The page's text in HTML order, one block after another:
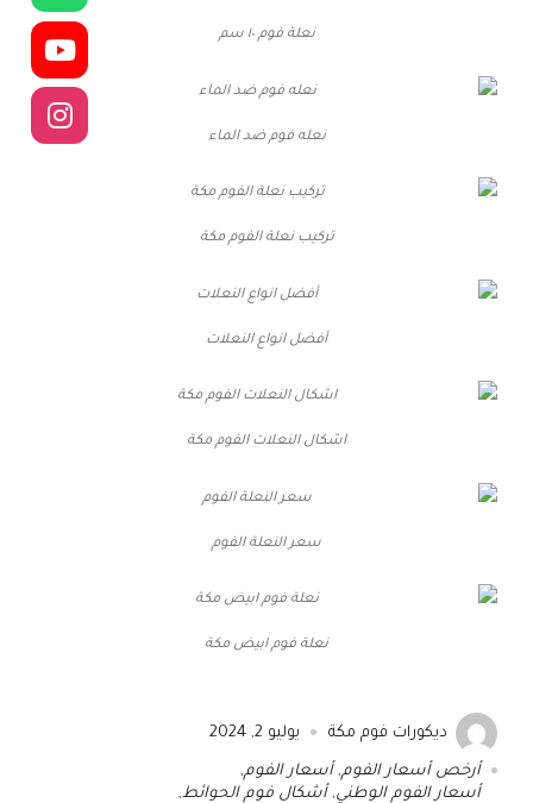
نعلة فوم ١٠ سم
نعله فوم ضد الماء
تركيب نعلة الفوم مكة
أفضل انواع النعلات
اشكال النعلات الفوم مكة
سعر النعلة الفوم
نعلة فوم ابيض مكة
ديكورات فوم مكة يوليو 2, 2024
أرخص أسعار الفوم,أسعار الفوم,
أسعار الفوم الوطني,أشكال فوم الحوائط,